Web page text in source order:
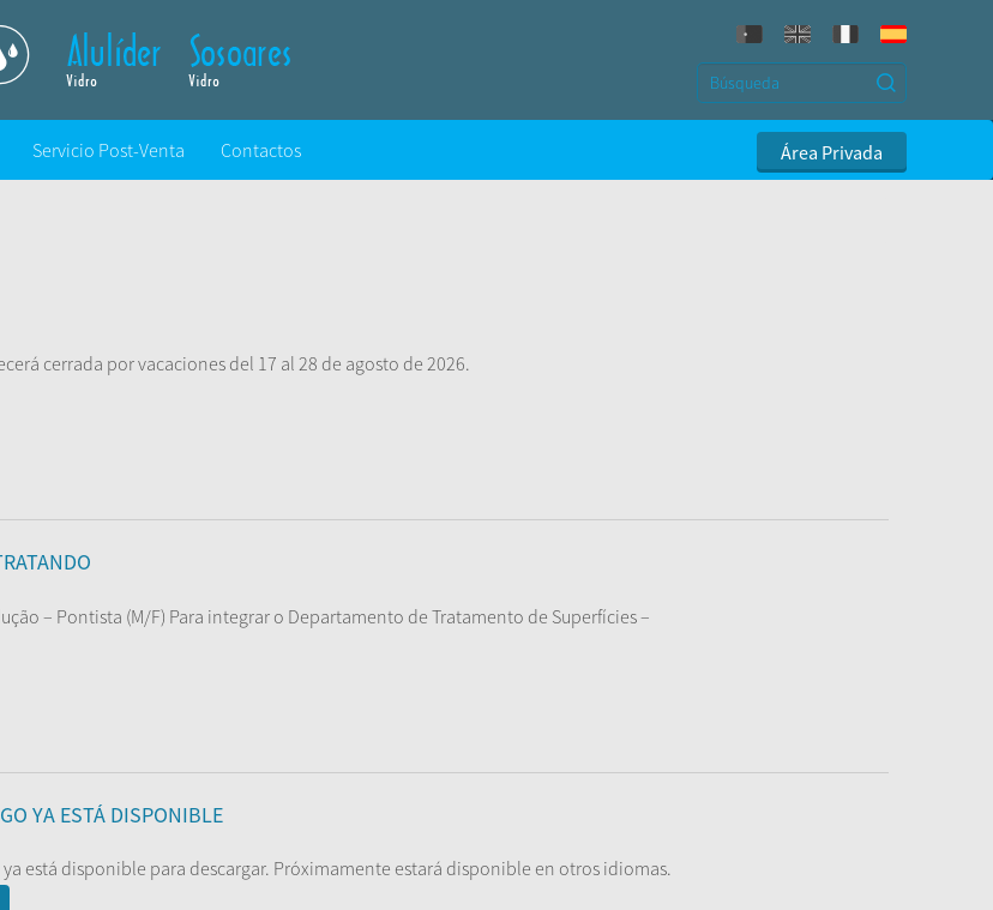
Área Privada
Servicio Post-Venta Contactos
cerrada por vacaciones del 17 al 28 de agosto de 2026.
– Pontista (M/F) Para integrar o Departamento de Tratamento de Superfícies –
YA ESTÁ DISPONIBLE
está disponible para descargar. Próximamente estará disponible en otros idiomas.